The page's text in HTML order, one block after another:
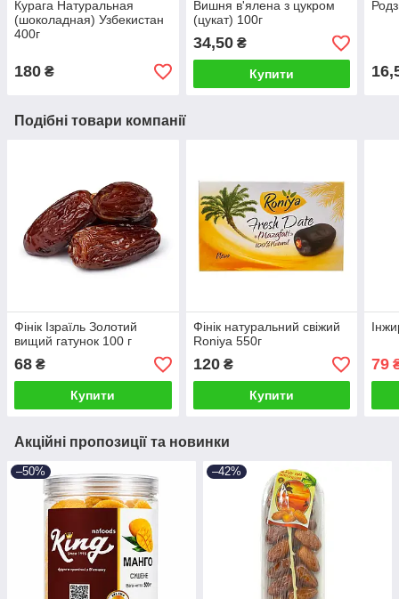
Курага Натуральная
(шоколадная) Узбекистан
400г
180 ₴
Вишня в'ялена з цукром
(цукат) 100г
34,50₴
Купити
Подібні товари компанії
Фінік Ізраїль Золотий
вищий гатунок 100 г
68 ₴
Купити
Фінік натуральний свіжий
Roniya 550г
120₴
Купити
79
Акційні пропозиції та новинки
–50% –42%